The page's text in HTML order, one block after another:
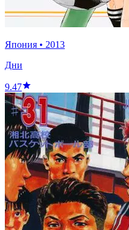
Япония • 2013
Дни
9.47